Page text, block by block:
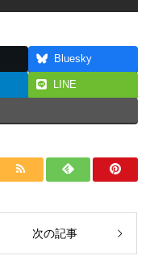
Bluesky
LINE
次の記事